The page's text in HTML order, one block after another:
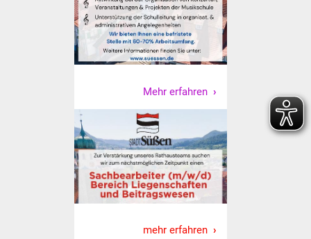
Familien
Familientreff
Schülerferienprogramm
Migration und Integration
Freundeskreis Asyl
Mehr erfahren
mehr erfahren